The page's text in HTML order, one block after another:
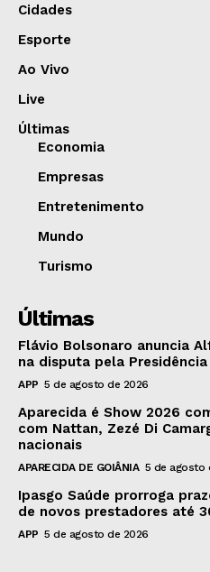
Cidades
Esporte
Ao Vivo
Live
Últimas
Economia
Empresas
Entretenimento
Mundo
Turismo
Últimas
Flávio Bolsonaro anuncia
na disputa pela
APP 5 de agosto de 2026
Aparecida é Show 2026
com Nattan, Zezé Di
nacionais
APARECIDA DE GOIÂNIA 5 de agosto
Ipasgo Saúde prorroga
de novos prestadores até
APP 5 de agosto de 2026